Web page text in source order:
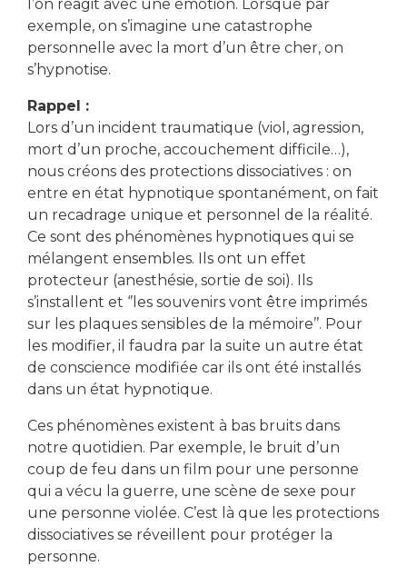
l’on réagit avec une émotion. Lorsque par
exemple, on s’imagine une catastrophe
personnelle avec la mort d’un être cher, on
s’hypnotise.
Rappel :
Lors d’un incident traumatique (viol, agression,
mort d’un proche, accouchement difficile…),
nous créons des protections dissociatives : on
entre en état hypnotique spontanément, on fait
un recadrage unique et personnel de la réalité.
Ce sont des phénomènes hypnotiques qui se
mélangent ensembles. Ils ont un effet
protecteur (anesthésie, sortie de soi). Ils
s’installent et ‘’les souvenirs vont être imprimés
sur les plaques sensibles de la mémoire’’. Pour
les modifier, il faudra par la suite un autre état
de conscience modifiée car ils ont été installés
dans un état hypnotique.
Ces phénomènes existent à bas bruits dans
notre quotidien. Par exemple, le bruit d’un
coup de feu dans un film pour une personne
qui a vécu la guerre, une scène de sexe pour
une personne violée. C’est là que les protections
dissociatives se réveillent pour protéger la
personne.